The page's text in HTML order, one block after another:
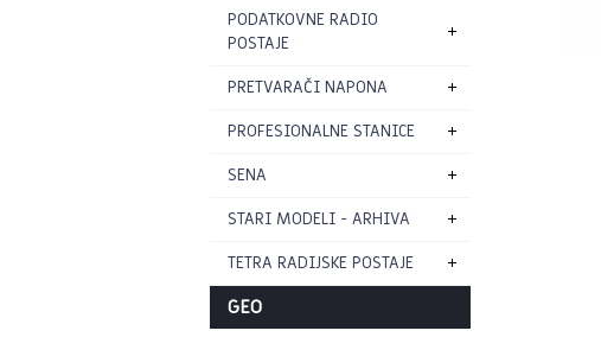
PODATKOVNE RADIO
POSTAJE
PRETVARAČI NAPONA
PROFESIONALNE STANICE
SENA
STARI MODELI - ARHIVA
TETRA RADIJSKE POSTAJE
GEO